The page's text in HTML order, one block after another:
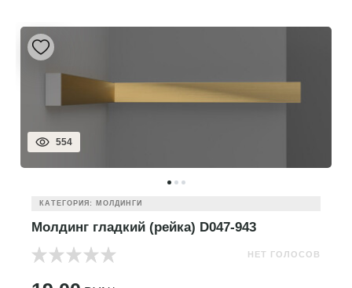
554
КАТЕГОРИЯ: МОЛДИНГИ
Молдинг гладкий (рейка) D047-943
НЕТ ГОЛОСОВ